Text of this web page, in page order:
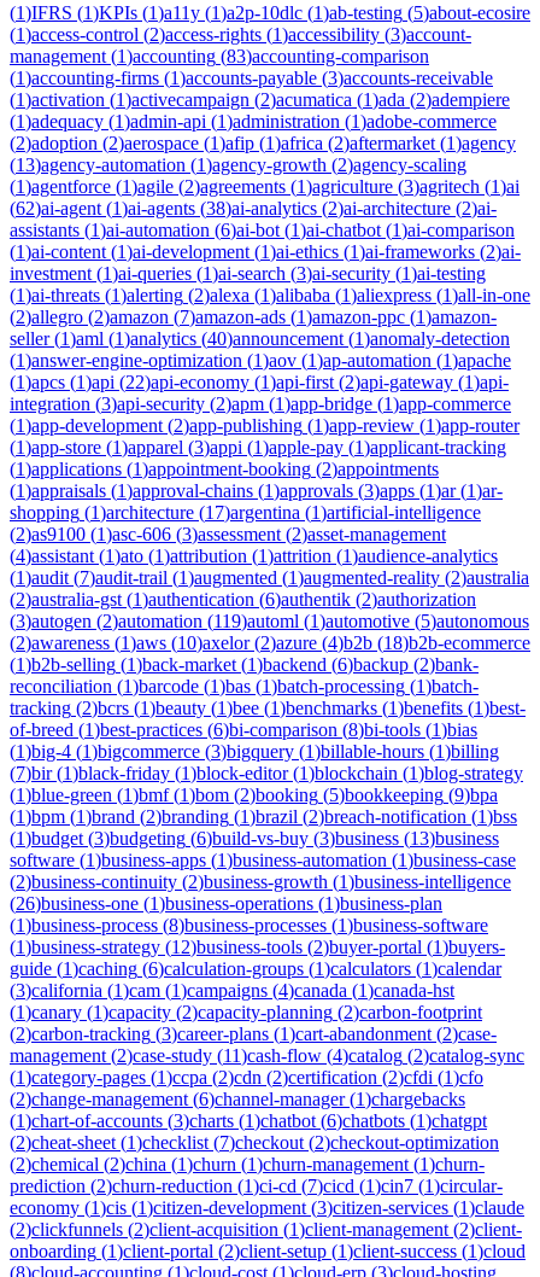
(1)IFRS (1)KPIs (1)a11y (1)a2p-10dlc (1)ab-testing (5)about-ecosire
(1)access-control (2)access-rights (1)accessibility (3)account-
management (1)accounting (83)accounting-comparison
(1)accounting-firms (1)accounts-payable (3)accounts-receivable
(1)activation (1)activecampaign (2)acumatica (1)ada (2)adempiere
(1)adequacy (1)admin-api (1)administration (1)adobe-commerce
(2)adoption (2)aerospace (1)afip (1)africa (2)aftermarket (1)agency
(13)agency-automation (1)agency-growth (2)agency-scaling
(1)agentforce (1)agile (2)agreements (1)agriculture (3)agritech (1)ai
(62)ai-agent (1)ai-agents (38)ai-analytics (2)ai-architecture (2)ai-
assistants (1)ai-automation (6)ai-bot (1)ai-chatbot (1)ai-comparison
(1)ai-content (1)ai-development (1)ai-ethics (1)ai-frameworks (2)ai-
investment (1)ai-queries (1)ai-search (3)ai-security (1)ai-testing
(1)ai-threats (1)alerting (2)alexa (1)alibaba (1)aliexpress (1)all-in-one
(2)allegro (2)amazon (7)amazon-ads (1)amazon-ppc (1)amazon-
seller(1)aml (1)analytics (40)announcement (1)anomaly-detection
(1)answer-engine-optimization (1)aov (1)ap-automation (1)apache
(1)apcs (1)api (22)api-economy (1)api-first (2)api-gateway (1)api-
integration (3)api-security (2)apm (1)app-bridge (1)app-commerce
(1)app-development (2)app-publishing (1)app-review (1)app-router
(1)app-store (1)apparel (3)appi (1)apple-pay (1)applicant-tracking
(1)applications (1)appointment-booking (2)appointments
(1)appraisals (1)approval-chains (1)approvals (3)apps (1)ar(1)ar-
shopping (1)architecture (17)argentina (1)artificial-intelligence
(2)as9100 (1)asc-606 (3)assessment (2)asset-management
(4)assistant (1)ato (1)attribution (1)attrition (1)audience-analytics
(1)audit (7)audit-trail (1)augmented (1)augmented-reality (2)australia
(2)australia-gst (1)authentication (6)authentik (2)authorization
(3)autogen (2)automation (119)automl (1)automotive (5)autonomous
(2)awareness (1)aws (10)axelor(2)azure (4)b2b (18)b2b-ecommerce
(1)b2b-selling (1)back-market (1)backend (6)backup (2)bank-
reconciliation (1)barcode (1)bas (1)batch-processing (1)batch-
tracking (2)bcrs (1)beauty (1)bee (1)benchmarks (1)benefits (1)best-
of-breed (1)best-practices (6)bi-comparison (8)bi-tools (1)bias
(1)big-4 (1)bigcommerce (3)bigquery (1)billable-hours (1)billing
(7)bir(1)black-friday (1)block-editor(1)blockchain (1)blog-strategy
(1)blue-green (1)bmf(1)bom (2)booking (5)bookkeeping (9)bpa
(1)bpm (1)brand (2)branding (1)brazil (2)breach-notification (1)bss
(1)budget (3)budgeting (6)build-vs-buy (3)business (13)business
software (1)business-apps (1)business-automation (1)business-case
(2)business-continuity (2)business-growth (1)business-intelligence
(26)business-one (1)business-operations (1)business-plan
(1)business-process (8)business-processes (1)business-software
(1)business-strategy (12)business-tools (2)buyer-portal (1)buyers-
guide (1)caching (6)calculation-groups (1)calculators (1)calendar
(3)california (1)cam (1)campaigns (4)canada (1)canada-hst
(1)canary (1)capacity (2)capacity-planning (2)carbon-footprint
(2)carbon-tracking (3)career-plans (1)cart-abandonment (2)case-
management (2)case-study (11)cash-flow (4)catalog (2)catalog-sync
(1)category-pages (1)ccpa (2)cdn (2)certification (2)cfdi (1)cfo
(2)change-management (6)channel-manager(1)chargebacks
(1)chart-of-accounts (3)charts (1)chatbot (6)chatbots (1)chatgpt
(2)cheat-sheet (1)checklist (7)checkout (2)checkout-optimization
(2)chemical (2)china (1)churn (1)churn-management (1)churn-
prediction (2)churn-reduction (1)ci-cd (7)cicd (1)cin7 (1)circular-
economy (1)cis (1)citizen-development (3)citizen-services (1)claude
(2)clickfunnels (2)client-acquisition (1)client-management (2)client-
onboarding (1)client-portal (2)client-setup (1)client-success (1)cloud
(8)cloud-accounting (1)cloud-cost (1)cloud-erp (3)cloud-hosting